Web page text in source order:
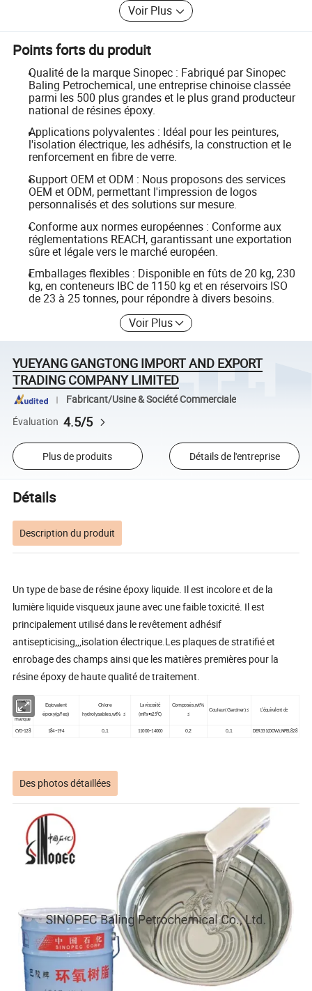
Voir Plus
Points forts du produit
Qualité de la marque Sinopec : Fabriqué par Sinopec
Baling Petrochemical, une entreprise chinoise classée
parmi les 500 plus grandes et le plus grand producteur
national de résines époxy.
Applications polyvalentes : Idéal pour les peintures,
l'isolation électrique, les adhésifs, la construction et le
renforcement en fibre de verre.
Support OEM et ODM : Nous proposons des services
OEM et ODM, permettant l'impression de logos
personnalisés et des solutions sur mesure.
Conforme aux normes européennes : Conforme aux
réglementations REACH, garantissant une exportation
sûre et légale vers le marché européen.
Emballages flexibles : Disponible en fûts de 20 kg, 230
kg, en conteneurs IBC de 1150 kg et en réservoirs ISO
de 23 à 25 tonnes, pour répondre à divers besoins.
Voir Plus
YUEYANG GANGTONG IMPORT AND EXPORT
TRADING COMPANY LIMITED
Fabricant/Usine & Société Commerciale
Évaluation 4.5/5
Plus de produits Détails de l'entreprise
Détails
Description du produit
Un type de base de résine époxy liquide. Il est incolore et de la
lumière liquide visqueux jaune avec une faible toxicité. Il est
principalement utilisé dans le revêtement adhésif
antisepticising,,,isolation électrique.Les plaques de stratifié et
enrobage des champs ainsi que les matières premières pour la
résine époxy de haute qualité de traitement.
Image
de
marque
Eqiovalent
époxy(g/l'eq)
Chlore
hydrolysables,wt% ≤
La viscosité
(mPa•s25°C)
Composés,wt%
≤
Couleur(Gardner)≤ L'équivalent de
CYD-128 184~194 0,1 11000~14000 0,2 0,1 DER331(DOW);NPEL828
Des photos détaillées